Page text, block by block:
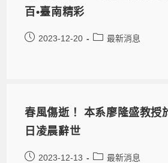
百•臺南精彩
2023-12-20 最新消息
春風傷逝！ 本系廖隆盛教授
日凌晨辭世
2023-12-13 最新消息